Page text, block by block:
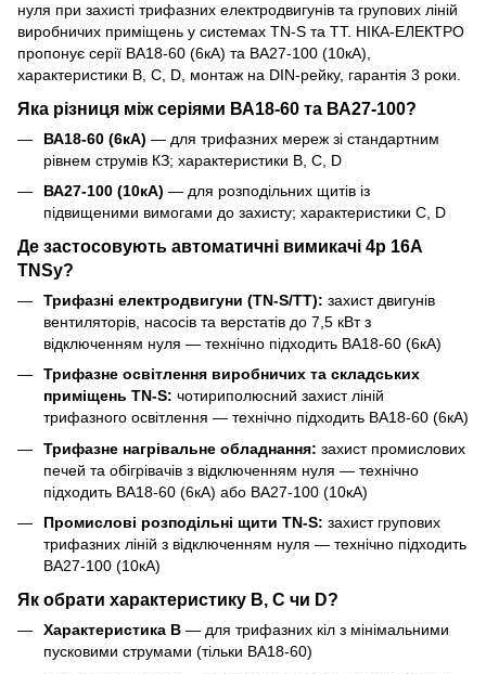
нуля при захисті трифазних електродвигунів та групових ліній
виробничих приміщень у системах TN-S та TT. НІКА-ЕЛЕКТРО
пропонує серії ВА18-60 (6кА) та ВА27-100 (10кА),
характеристики B, C, D, монтаж на DIN-рейку, гарантія 3 роки.
Яка різниця між серіями ВА18-60 та ВА27-100?
ВА18-60 (6кА) — для трифазних мереж зі стандартним
рівнем струмів КЗ; характеристики B, C, D
ВА27-100 (10кА) — для розподільних щитів із
підвищеними вимогами до захисту; характеристики C, D
Де застосовують автоматичні вимикачі 4р 16А
TNSy?
Трифазні електродвигуни (TN-S/TT): захист двигунів
вентиляторів, насосів та верстатів до 7,5 кВт з
відключенням нуля — технічно підходить ВА18-60 (6кА)
Трифазне освітлення виробничих та складських
приміщень TN-S: чотириполюсний захист ліній
трифазного освітлення — технічно підходить ВА18-60 (6кА)
Трифазне нагрівальне обладнання: захист промислових
печей та обігрівачів з відключенням нуля — технічно
підходить ВА18-60 (6кА) або ВА27-100 (10кА)
Промислові розподільні щити TN-S: захист групових
трифазних ліній з відключенням нуля — технічно підходить
ВА27-100 (10кА)
Як обрати характеристику B, C чи D?
Характеристика B — для трифазних кіл з мінімальними
пусковими струмами (тільки ВА18-60)